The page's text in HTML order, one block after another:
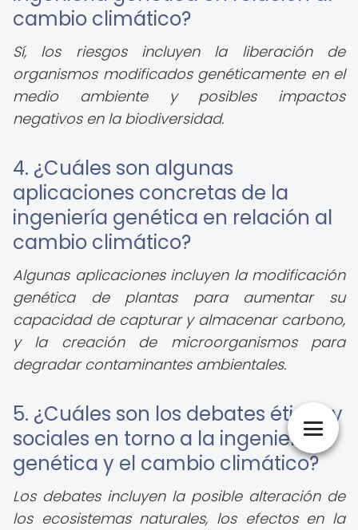
cambio climático?
Sí, los riesgos incluyen la liberación de
organismos modificados genéticamente en el
medio ambiente y posibles impactos
negativos en la biodiversidad.
4. ¿Cuáles son algunas
aplicaciones concretas de la
ingeniería genética en relación al
cambio climático?
Algunas aplicaciones incluyen la modificación
genética de plantas para aumentar su
capacidad de capturar y almacenar carbono,
y la creación de microorganismos para
degradar contaminantes ambientales.
5. ¿Cuáles son los debates éticos y
sociales en torno a la ingeniería
genética y el cambio climático?
Los debates incluyen la posible alteración de
los ecosistemas naturales, los efectos en la